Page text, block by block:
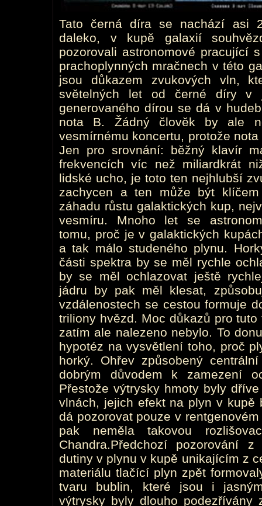
Tato černá díra se nachází asi
daleko, v kupě galaxií
pozorovali astronomové pracující
prachoplynných mračnech v této
jsou důkazem zvukových vln,
světelných let od černé díry v
generovaného dírou se dá v
nota B. Žádný člověk by ale
vesmírnému koncertu, protože
Jen pro srovnání: běžný klavír
frekvencích víc než miliardkrát
lidské ucho, je toto ten nejhlubší
zachycen a ten může být
záhadu růstu galaktických kup,
vesmíru. Mnoho let se
tomu, proč je v galaktických
a tak málo studeného plynu.
části spektra by se měl rychle
by se měl ochlazovat ještě
jádru by pak měl klesat,
vzdálenostech se cestou formuje
triliony hvězd. Moc důkazů pro
zatím ale nalezeno nebylo. To
hypotéz na vysvětlení toho, proč
horký. Ohřev způsobený
dobrým důvodem k zamezení
Přestože výtrysky hmoty byly
vlnách, jejich efekt na plyn v kupě
dá pozorovat pouze v
pak neměla takovou
Chandra.Předchozí pozorování
dutiny v plynu v kupě unikajícím z
materiálu tlačící plyn zpět
tvaru bublin, které jsou i
výtrysky byly dlouho